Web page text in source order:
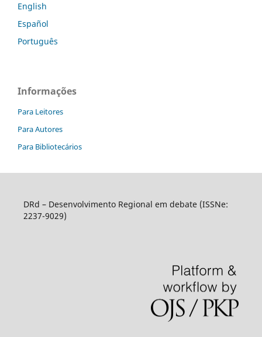
English
Español
Português
Informações
Para Leitores
Para Autores
Para Bibliotecários
DRd – Desenvolvimento Regional em debate (ISSNe:
2237-9029)